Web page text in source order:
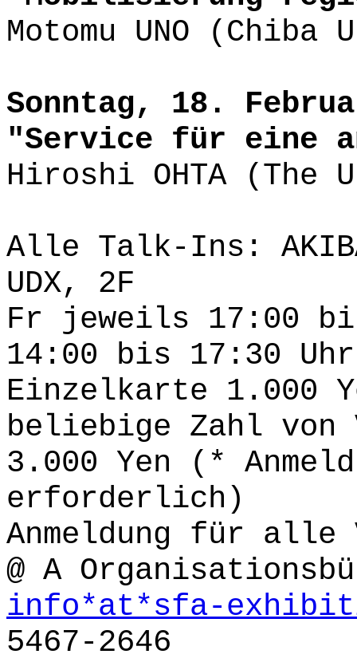
Motomu UNO
Sonntag, 18.
"Service für eine
Hiroshi OHTA
Alle Talk-Ins:
UDX, 2F
Fr jeweils 17:00
14:00 bis 17:30 Uhr
Einzelkarte 1.000
beliebige Zahl von
3.000 Yen (*
erforderlich)
Anmeldung für alle
@ A
info*at*sfa-
5467-2646